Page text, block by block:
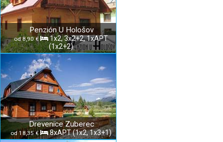
Penzión U Hološov
od 8,90 €
1x2, 3x2+2, 1xAPT
(1x2+2)
Drevenice Zuberec
od 18,35 € 8xAPT (1x2, 1x3+1)